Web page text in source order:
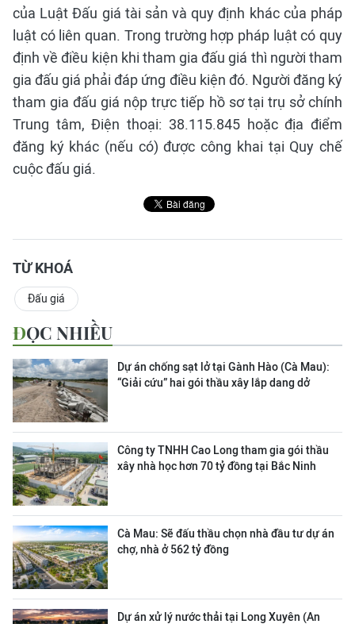
của Luật Đấu giá tài sản và quy định khác của pháp
luật có liên quan. Trong trường hợp pháp luật có quy
định về điều kiện khi tham gia đấu giá thì người tham
gia đấu giá phải đáp ứng điều kiện đó. Người đăng ký
tham gia đấu giá nộp trực tiếp hồ sơ tại trụ sở chính
Trung tâm, Điện thoại: 38.115.845 hoặc địa điểm
đăng ký khác (nếu có) được công khai tại Quy chế
cuộc đấu giá.
TỪ KHOÁ
Đấu giá
ĐỌC NHIỀU
Dự án chống sạt lở tại Gành Hào (Cà Mau):
“Giải cứu” hai gói thầu xây lắp dang dở
Công ty TNHH Cao Long tham gia gói thầu
xây nhà học hơn 70 tỷ đồng tại Bắc Ninh
Cà Mau: Sẽ đấu thầu chọn nhà đầu tư dự án
chợ, nhà ở 562 tỷ đồng
Dự án xử lý nước thải tại Long Xuyên (An